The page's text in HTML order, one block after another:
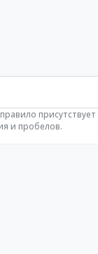
правило присутствует
и пробелов.